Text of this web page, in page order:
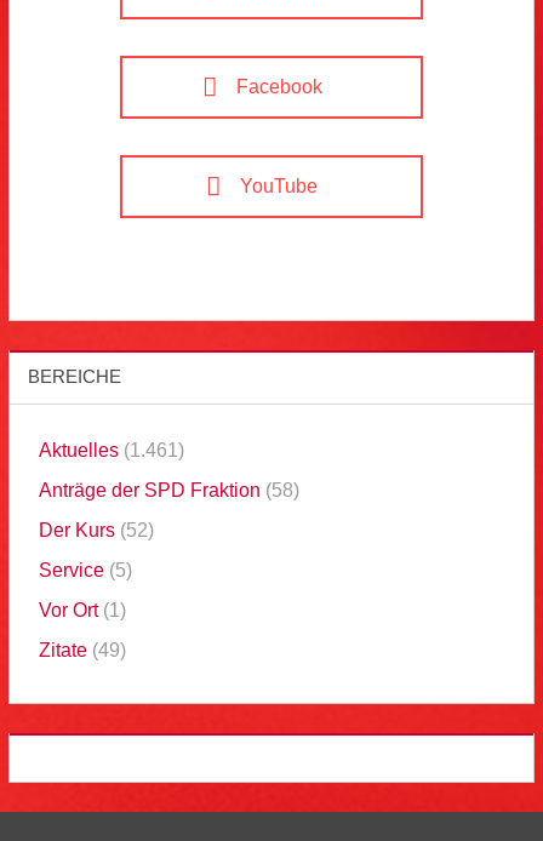
Facebook
YouTube
BEREICHE
Aktuelles(1.461)
Anträge der SPD Fraktion (58)
Der Kurs(52)
Service(5)
Vor Ort(1)
Zitate(49)